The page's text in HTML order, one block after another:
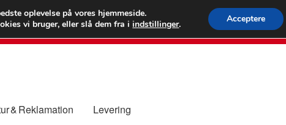
55 kr.
FEDEX
80
& Reklamation Levering
oplevelse på vores hjemmeside.
vi bruger, eller slå dem fra iindstillinger. Acceptere